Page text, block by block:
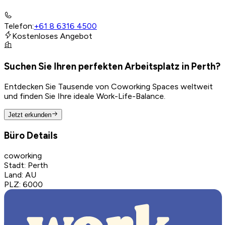
Telefon:+61 8 6316 4500
Kostenloses Angebot
Suchen Sie Ihren perfekten Arbeitsplatz in Perth?
Entdecken Sie Tausende von Coworking Spaces weltweit
und finden Sie Ihre ideale Work-Life-Balance.
Jetzt erkunden
Büro Details
coworking
Stadt: Perth
Land: AU
PLZ: 6000